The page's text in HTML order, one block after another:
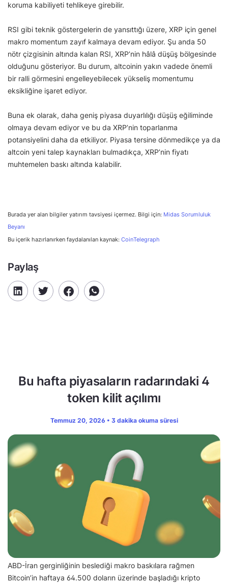
koruma kabiliyeti tehlikeye girebilir.
RSI gibi teknik göstergelerin de yansıttığı üzere, XRP için genel
makro momentum zayıf kalmaya devam ediyor. Şu anda 50
nötr çizgisinin altında kalan RSI, XRP’nin hâlâ düşüş bölgesinde
olduğunu gösteriyor. Bu durum, altcoinin yakın vadede önemli
bir ralli görmesini engelleyebilecek yükseliş momentumu
eksikliğine işaret ediyor.
Buna ek olarak, daha geniş piyasa duyarlılığı düşüş eğiliminde
olmaya devam ediyor ve bu da XRP’nin toparlanma
potansiyelini daha da etkiliyor. Piyasa tersine dönmedikçe ya da
altcoin yeni talep kaynakları bulmadıkça, XRP’nin fiyatı
muhtemelen baskı altında kalabilir.
Burada yer alan bilgiler yatırım tavsiyesi içermez. Bilgi için: Midas Sorumluluk
Beyanı
Bu içerik hazırlanırken faydalanılan kaynak: CoinTelegraph
Paylaş
Bu hafta piyasaların radarındaki 4
token kilit açılımı
Temmuz 20, 2026 • 3 dakika okuma süresi
ABD-İran gerginliğinin beslediği makro baskılara rağmen
Bitcoin’in haftaya 64.500 doların üzerinde başladığı kripto